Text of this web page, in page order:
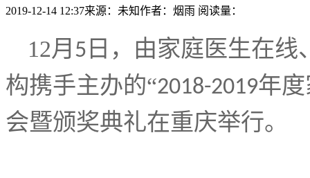
2019-12-14 12:37来源：未知作者：烟雨 阅读量：
12月 5 日，由家庭医生在
构携手主办的“2018-2019年
会暨颁奖典礼在重庆举行。